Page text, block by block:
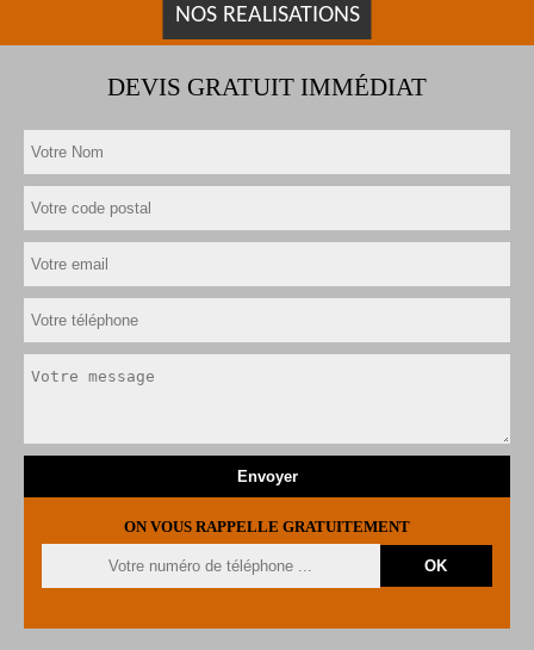
NOS REALISATIONS
DEVIS GRATUIT IMMÉDIAT
ON VOUS RAPPELLE GRATUITEMENT